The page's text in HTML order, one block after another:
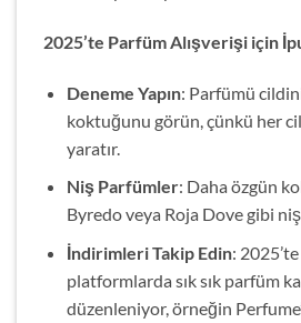
2025’te Parfüm Alışverişi için
Deneme Yapın: Parfümü
koktuğunu görün, çünkü her
yaratır.
Niş Parfümler: Daha özgün
Byredo veya Roja Dove gibi
İndirimleri Takip Edin:
platformlarda sık sık parfüm
düzenleniyor, örneğin